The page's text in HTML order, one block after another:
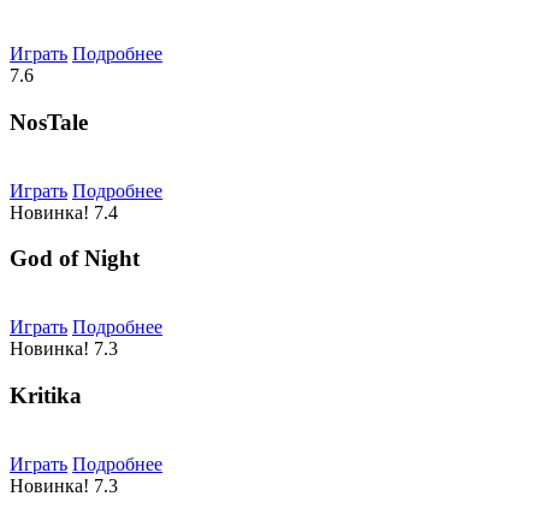
Играть Подробнее
7.6
NosTale
Играть Подробнее
Новинка! 7.4
God of Night
Играть Подробнее
Новинка! 7.3
Kritika
Играть Подробнее
Новинка! 7.3